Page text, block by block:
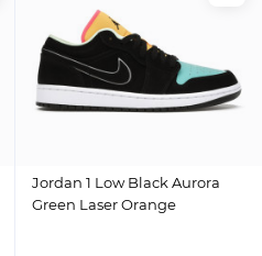
Jordan 1 Low Black Aurora
Green Laser Orange